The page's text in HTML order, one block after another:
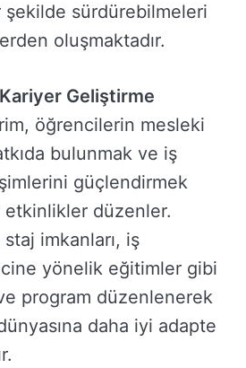
şekilde sürdürebilmeleri
oluşmaktadır.
Kariyer Geliştirme
öğrencilerin mesleki
bulunmak ve iş
güçlendirmek
etkinlikler düzenler.
imkanları, iş
yönelik eğitimler gibi
program düzenlenerek
daha iyi adapte